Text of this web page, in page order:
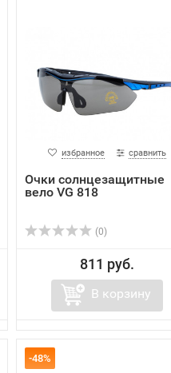
избранное сравнить
Очки солнцезащитные
вело VG 818
(0)
811 руб.
В корзину
-48%